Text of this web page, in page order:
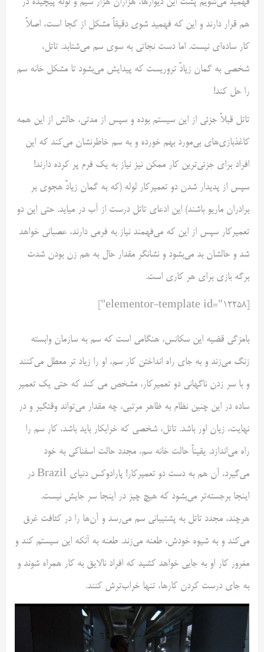
فهمید می‌شویم پشت این دیوارها، هزاران هزار سیم و لوله پیچیده در
هم قرار دارند و این که فهمید شوی دقیقاً مشکل از کجا است، اصلاً
کار ساده‌ای نیست. اما دست نجاتی به سوی سم می‌شتابد. تاتل،
شخصی به گمان زیادً تروریست که پیدایش می‌بشود تا مشکل خانه سم
را حل کند!
تاتل قبلاً جزئی از این سیستم بوده و سپس از مدتی، حالش از این همه
کاغذبازی‌های بی‌مورد بهم خورده و به سم خاطرنشان می‌کند که این
افراد برای جزئی‌ترین کار ممکن نیز نیاز به یک فرم پر کرده دارند!
سپس از پدیدار شدن دو تعمیرکار لوله (که به گمان زیادً هجوی بر
برادران ماریو باشند) این ادعای تاتل درست از آب در میاید. حتی این دو
تعمیرکار سپس از این که می‌فهمند نیاز به فرمی دارند، عصبانی خواهد
شد و حالشان بد می‌بشود و نشانگر مقدار حال به هم زن بودن شدت
برگه بازی برای هر کاری است.
بامزگی قضیه این سکانس، هنگامی است که سم به سازمان وابسته
زنگ می‌زند و به جای راه انداختن کار سم، او را زیاد تر معطل می‌کنند
و با سر زدن ناگهانی دو تعمیرکار، مشخص می کند که حتی یک تعمیر
ساده در این چنین نظام به ظاهر مرتبی، چه مقدار می‌تواند وقتگیر و در
نهایت، زیان اور باشد. تاتل، شخصی که خرابکار باید باشد، کار سم را
راه می‌اندازد. یقیناً حالت خانه سم، مجدد حالت اسفناکی به خود
می‌گیرد، آن هم به دست دو تعمیرکار! پارادوکس دنیای Brazil در
اینجا برجسته‌تر می‌بشود که هیچ چیز در اینجا سر جایش نیست.
هرچند، مجدد تاتل به پشتیبانی سم می‌رسد و آن‌ها را در کثافت غرق
می‌کند و به شیوه خودش، طعنه می‌زند. طعنه به آنکه این سیستم کند و
مغرور کار او به جایی خواهد کشید که افراد نالایق به کار همراه شوند و
به جای درست کردن کارها، تنها خراب‌ترش کنند.